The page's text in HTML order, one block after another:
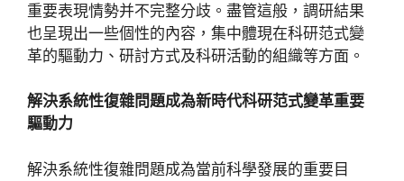
重要表現情勢并不完整分歧。盡管這般，調研結果
也呈現出一些個性的內容，集中體現在科研范式變
革的驅動力、研討方式及科研活動的組織等方面。
解決系統性復雜問題成為新時代科研范式變革重要
驅動力
解決系統性復雜問題成為當前科學發展的重要目